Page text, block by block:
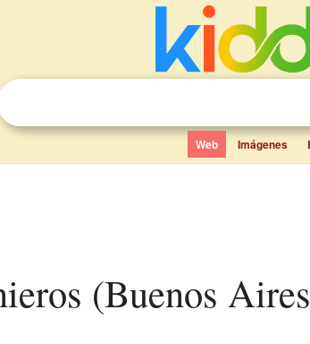
Web Imágenes
(Buenos